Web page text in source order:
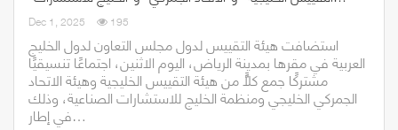
Dec 1, 2025 195
استضافت هيئة التقييس لدول مجلس التعاون لدول الخليج
العربية في مقرها بمدينة الرياض، اليوم الاثنين، اجتماعًا تنسيقيًا
مشتركًا جمع كلًّا من هيئة التقييس الخليجية وهيئة الاتحاد
الجمركي الخليجي ومنظمة الخليج للاستشارات الصناعية، وذلك
في إطار…